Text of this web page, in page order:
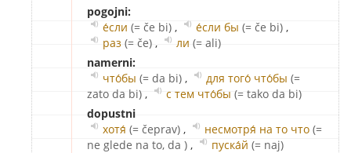
pogojni:
е́сли (= če bi) , е́сли бы (= če bi) ,
раз (= če) , ли (= ali)
namerni:
что́бы (= da bi) , для того́ что́бы (=
zato da bi) , с тем что́бы (= tako da bi)
dopustni
хотя́ (= čeprav) , несмотря́ на то что (=
ne glede na to, da ) , пуска́й (= naj)